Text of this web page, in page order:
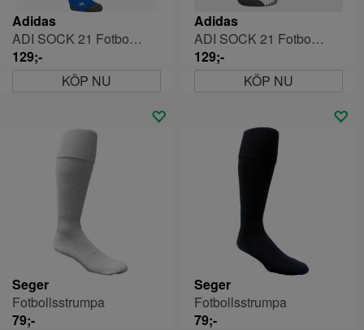
Adidas
ADI SOCK 21 Fotbollsstrumpa
129;-
KÖP NU
Adidas
ADI SOCK 21 Fotbollsstrumpa
129;-
KÖP NU
Seger
Fotbollsstrumpa
79;-
Seger
Fotbollsstrumpa
79;-